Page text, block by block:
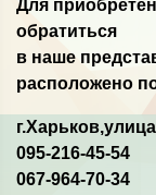
Для
обратиться
в наше
расположено
095-216-45-54
067-964-70-34